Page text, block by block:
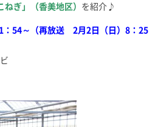
ねぎ」（香美地区） を紹介♪
：54～（再放送 2月2日（日）8：25